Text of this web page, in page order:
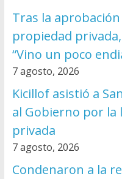
Tras la aprobación
propiedad
“Vino un poco
7 agosto, 2026
Kicillof asistió a
al Gobierno por la
privada
7 agosto, 2026
Condenaron a la